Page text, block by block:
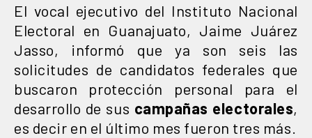
El vocal ejecutivo del Instituto Nacional
Electoral en Guanajuato, Jaime Juárez
Jasso, informó que ya son seis las
solicitudes de candidatos federales que
buscaron protección personal para el
desarrollo de sus campañas electorales,
es decir en el último mes fueron tres más.